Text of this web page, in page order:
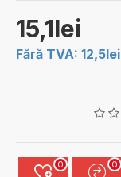
15,1lei
Fără TVA: 12,5lei
0 0